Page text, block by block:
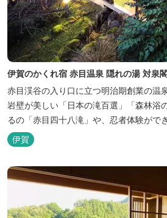
伊賀のかくれ宿 赤目温泉 隠れの湯 対泉
赤目渓谷の入り口に立つ明治期創業の温
岩壁が美しい「日本の滝百選」「森林浴
るの「赤目四十八滝」や、忍者体験がで
分と観光にも好立地です。 地下１０００メートルから湧くアルカリ
性単純温泉はしっとり滑らかな肌触りで
地元のスギ材を用いた大浴場は、泡風呂
たせ湯を備えた「くのいちの...
伊賀